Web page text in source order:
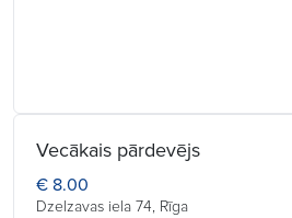
Vecākais pārdevējs
€ 8.00
Dzelzavas iela 74, Rīga